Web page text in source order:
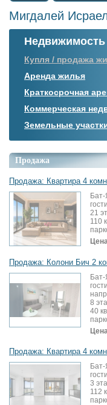
Мигдалей
Купля / продажа
Аренда жилья
Краткосрочная
Коммерческая
Земельные
Продажа
Продажа: Квартира 4
21
110
Продажа: Колони Бич 2
8
40
Продажа: Квартира 4
3
112